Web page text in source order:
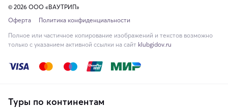
© 2026 ООО «ВАУТРИП»
Оферта
Политика конфиденциальности
Полное или частичное копирование изображений и текстов возможно
только с указанием активной ссылки на сайт klubgidov.ru
Туры по континентам